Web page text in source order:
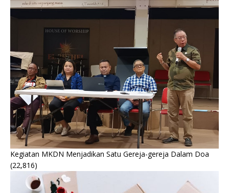
Kegiatan MKDN Menjadikan Satu Gereja-gereja Dalam Doa
(22,816)